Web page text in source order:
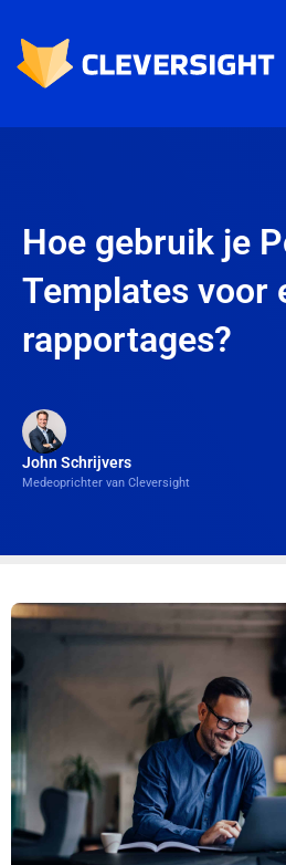
Hoe gebruik je
Templates voor
rapportages?
John Schrijvers
Medeoprichter van Cleversight